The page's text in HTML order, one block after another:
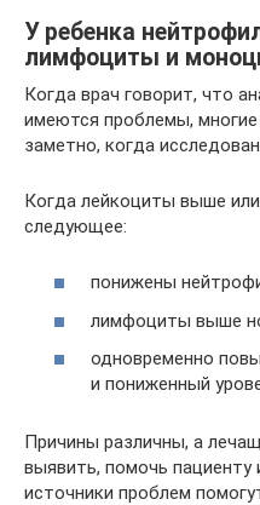
У ребенка
лимфоциты и
Когда врач говорит, что
имеются проблемы,
заметно, когда
Когда лейкоциты выше
следующее:
понижены
лимфоциты выше
одновременно
и пониженный
Причины различны, а
выявить, помочь пациенту
источники проблем